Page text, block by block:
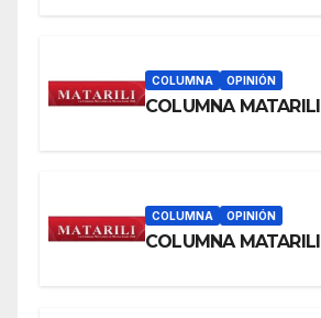
COLUMNA OPINIÓN
COLUMNA MATARILI
COLUMNA OPINIÓN
COLUMNA MATARILI